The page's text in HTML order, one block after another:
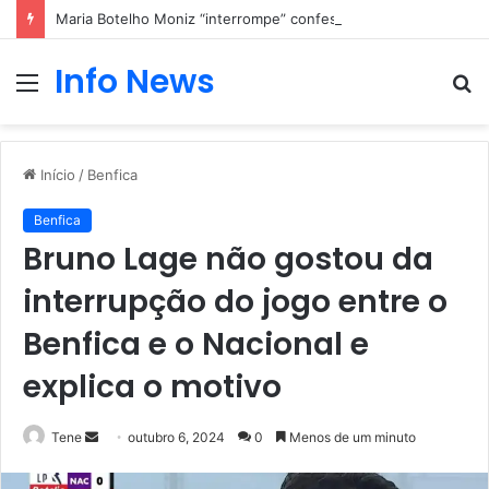
Maria Botelho Moniz “interrompe” confessionário
Menu
Info News
Início / Benfica
Benfica
Bruno Lage não gostou da
interrupção do jogo entre o
Benfica e o Nacional e
explica o motivo
Tene
Mandeoutubro 6, 2024 0 Menos de um minuto